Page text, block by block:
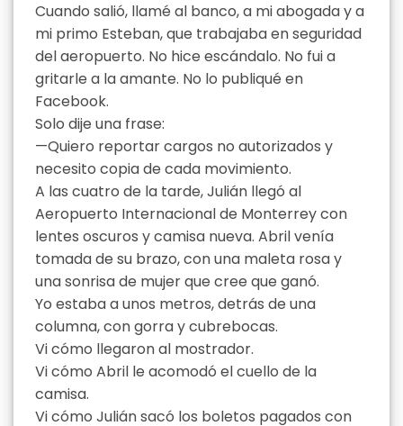
Cuando salió, llamé al banco, a mi abogada y a
mi primo Esteban, que trabajaba en seguridad
del aeropuerto. No hice escándalo. No fui a
gritarle a la amante. No lo publiqué en
Facebook.
Solo dije una frase:
—Quiero reportar cargos no autorizados y
necesito copia de cada movimiento.
A las cuatro de la tarde, Julián llegó al
Aeropuerto Internacional de Monterrey con
lentes oscuros y camisa nueva. Abril venía
tomada de su brazo, con una maleta rosa y
una sonrisa de mujer que cree que ganó.
Yo estaba a unos metros, detrás de una
columna, con gorra y cubrebocas.
Vi cómo llegaron al mostrador.
Vi cómo Abril le acomodó el cuello de la
camisa.
Vi cómo Julián sacó los boletos pagados con